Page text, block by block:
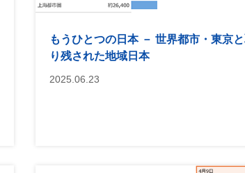
もうひとつの日本 － 世界都市・東京
り残された地域日本
2025.06.23